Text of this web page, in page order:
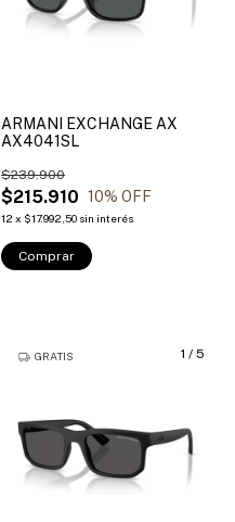
ARMANI EXCHANGE AX
AX4041SL
$215.910
$239.900
10% OFF
12 x $17.992,50 sin interés
Comprar
1 / 5
GRATIS